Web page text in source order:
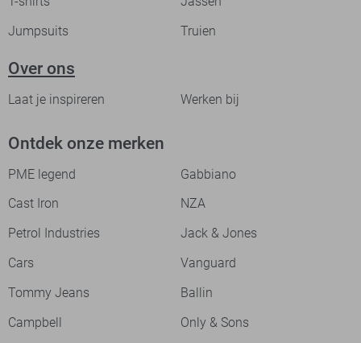
Jumpsuits
Truien
Over ons
Laat je inspireren Werken bij
Ontdek onze merken
PME legend
Gabbiano
Cast Iron
NZA
Petrol Industries
Jack & Jones
Cars
Vanguard
Tommy Jeans
Ballin
Campbell
Only & Sons